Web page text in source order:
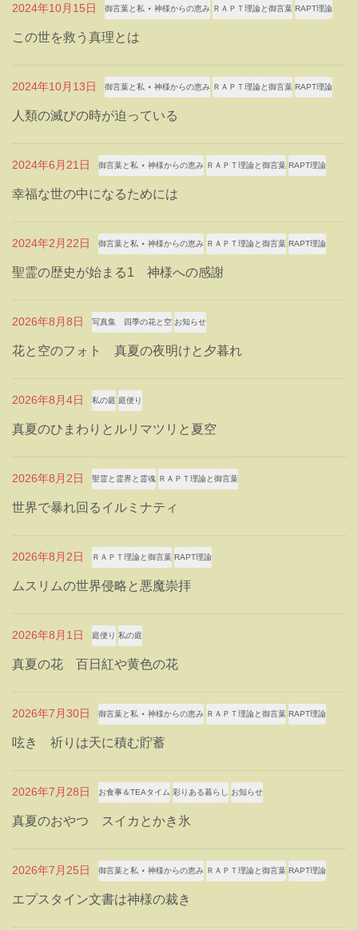
2024年10月15日 御言葉と私 ⋆ 神様からの恵み ＲＡＰＴ理論と御言葉 RAPT理論
この世を救う真理とは
2024年10月13日 御言葉と私 ⋆ 神様からの恵み ＲＡＰＴ理論と御言葉 RAPT理論
人類の滅びの時が迫っている
2024年6月21日 御言葉と私 ⋆ 神様からの恵み ＲＡＰＴ理論と御言葉 RAPT理論
幸福な世の中になるためには
2024年2月22日 御言葉と私 ⋆ 神様からの恵み ＲＡＰＴ理論と御言葉 RAPT理論
聖霊の歴史が始まる1 神様への感謝
2026年8月8日 写真集 四季の花と空 お知らせ
花と空のフォト 真夏の夜明けと夕暮れ
2026年8月4日 私の庭 庭便り
真夏のひまわりとルリマツリと夏空
2026年8月2日 聖霊と霊界と霊魂 ＲＡＰＴ理論と御言葉
世界で暴れ回るイルミナティ
2026年8月2日 ＲＡＰＴ理論と御言葉 RAPT理論
ムスリムの世界侵略と悪魔崇拝
2026年8月1日 庭便り 私の庭
真夏の花 百日紅や黄色の花
2026年7月30日 御言葉と私 ⋆ 神様からの恵み ＲＡＰＴ理論と御言葉 RAPT理論
呟き 祈りは天に積む貯蓄
2026年7月28日 お食事＆TEAタイム 彩りある暮らし お知らせ
真夏のおやつ スイカとかき氷
2026年7月25日 御言葉と私 ⋆ 神様からの恵み ＲＡＰＴ理論と御言葉 RAPT理論
エプスタイン文書は神様の裁き